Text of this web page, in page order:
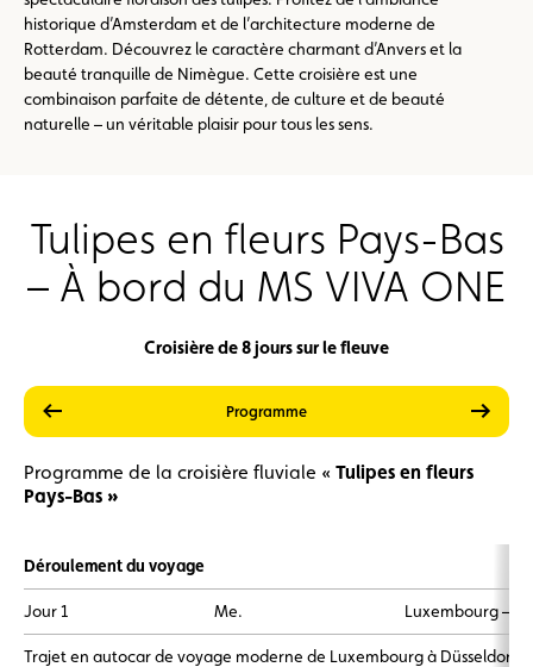
historique d’Amsterdam et de l’architecture moderne de
Rotterdam. Découvrez le caractère charmant d’Anvers et la
beauté tranquille de Nimègue. Cette croisière est une
combinaison parfaite de détente, de culture et de beauté
naturelle – un véritable plaisir pour tous les sens.
Tulipes en fleurs Pays-Bas
– À bord du MS VIVA ONE
Croisière de 8 jours sur le fleuve
précédent ProgrammePrestations
Prix
Programme de la croisière fluviale « Tulipes en fleurs
Pays-Bas »
Déroulement du voyage
Jour 1 Me. Luxembourg –
Trajet en autocar de voyage moderne de Luxembourg à Düsseldorf.